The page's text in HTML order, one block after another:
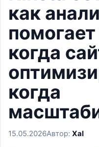
как
когда
когда
15.05.2026Автор: Xal